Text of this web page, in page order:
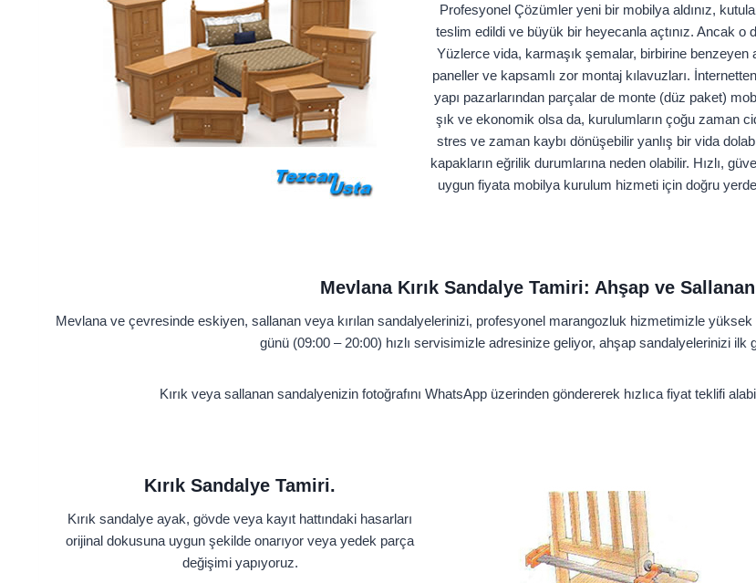
Profesyonel Çözümler yeni bir mobilya aldınız,
teslim edildi ve büyük bir heyecanla açtınız. Ancak o
Yüzlerce vida, karmaşık şemalar, birbirine benzeyen
paneller ve kapsamlı zor montaj kılavuzları.
yapı pazarlarından parçalar de monte (düz paket)
şık ve ekonomik olsa da, kurulumların çoğu zaman
stres ve zaman kaybı dönüşebilir yanlış bir vida
kapakların eğrilik durumlarına neden olabilir. Hızlı,
uygun fiyata mobilya kurulum hizmeti için doğru
Mevlana Kırık Sandalye Tamiri: Ahşap ve
Mevlana ve çevresinde eskiyen, sallanan veya kırılan sandalyelerinizi, profesyonel marangozluk hizmetimizle
günü (09:00 – 20:00) hızlı servisimizle adresinize geliyor, ahşap sandalyelerinizi ilk
Kırık veya sallanan sandalyenizin fotoğrafını WhatsApp üzerinden göndererek hızlıca fiyat teklifi
Kırık Sandalye Tamiri.
Kırık sandalye ayak, gövde veya kayıt hattındaki hasarları
orijinal dokusuna uygun şekilde onarıyor veya yedek parça
değişimi yapıyoruz.